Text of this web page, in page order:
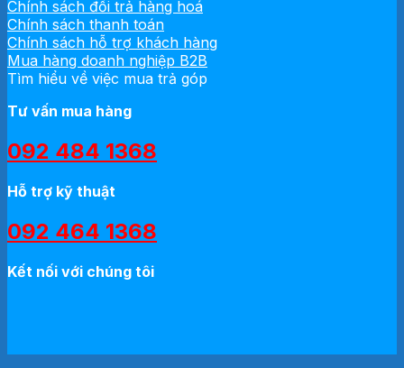
Chính sách đổi trả hàng hoá
Chính sách thanh toán
Chính sách hỗ trợ khách hàng
Mua hàng doanh nghiệp B2B
Tìm hiểu về việc mua trả góp
Tư vấn mua hàng
092 484 1368
Hỗ trợ kỹ thuật
092 464 1368
Kết nối với chúng tôi